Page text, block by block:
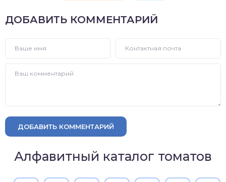
ДОБАВИТЬ КОММЕНТАРИЙ
ДОБАВИТЬ КОММЕНТАРИЙ
Алфавитный каталог томатов